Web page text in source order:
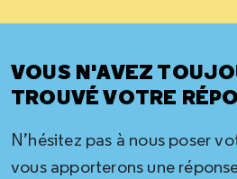
VOUS N'AVEZ
TROUVÉ VOTRE
N’hésitez pas à nous poser
vous apporterons une